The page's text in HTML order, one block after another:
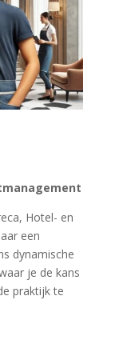
Hotel- en
een
dynamische
je de kans
praktijk te